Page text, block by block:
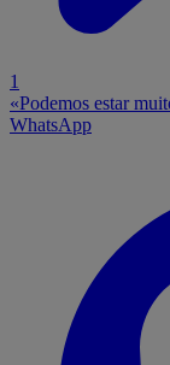
1
«Podemos estar
WhatsApp